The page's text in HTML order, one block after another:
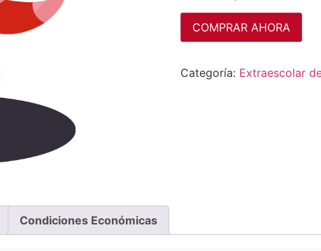
COMPRAR AHORA
Categoría: Extraescolar
Condiciones Económicas